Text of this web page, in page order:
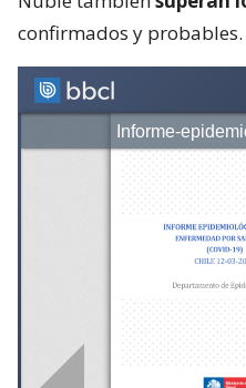
confirmados y probables.